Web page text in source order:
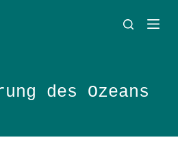
des Ozeans